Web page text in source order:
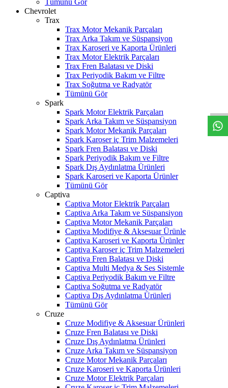
Tümünü Gör
Chevrolet
Trax
Trax Motor Mekanik Parçaları
Trax Arka Takım ve Süspansiyon
Trax Karoseri ve Kaporta Ürünleri
Trax Motor Elektrik Parçaları
Trax Fren Balatası ve Diski
Trax Periyodik Bakım ve Filtre
Trax Soğutma ve Radyatör
Tümünü Gör
Spark
Spark Motor Elektrik Parçaları
Spark Arka Takım ve Süspansiyon
Spark Motor Mekanik Parçaları
Spark Karoser iç Trim Malzemeleri
Spark Fren Balatası ve Diski
Spark Periyodik Bakım ve Filtre
Spark Dış Aydınlatma Ürünleri
Spark Karoseri ve Kaporta Ürünler
Tümünü Gör
Captiva
Captiva Motor Elektrik Parçaları
Captiva Arka Takım ve Süspansiyon
Captiva Motor Mekanik Parçaları
Captiva Modifiye & Aksesuar Ürünle
Captiva Karoseri ve Kaporta Ürünler
Captiva Karoser iç Trim Malzemeleri
Captiva Fren Balatası ve Diski
Captiva Multi Medya & Ses Sistemle
Captiva Periyodik Bakım ve Filtre
Captiva Soğutma ve Radyatör
Captiva Dış Aydınlatma Ürünleri
Tümünü Gör
Cruze
Cruze Modifiye & Aksesuar Ürünleri
Cruze Fren Balatası ve Diski
Cruze Dış Aydınlatma Ürünleri
Cruze Arka Takım ve Süspansiyon
Cruze Motor Mekanik Parçaları
Cruze Karoseri ve Kaporta Ürünleri
Cruze Motor Elektrik Parçaları